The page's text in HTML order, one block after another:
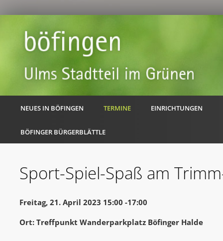
NEUES IN BÖFINGEN TERMINE EINRICHTUNGEN
BÖFINGER BÜRGERBLÄTTLE
Sport-Spiel-Spaß am
Freitag, 21. April 2023 15:00 -17:00
Ort: Treffpunkt Wanderparkplatz Böfinger Halde